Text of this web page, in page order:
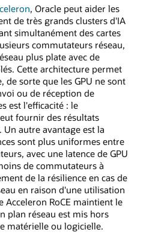
, Oracle peut aider les
de très grands clusters d'IA
simultanément des cartes
commutateurs réseau,
plus plate avec de
Cette architecture permet
sorte que les GPU ne sont
ou de réception de
est l'efficacité : le
fournir des résultats
autre avantage est la
sont plus uniformes entre
avec une latence de GPU
de commutateurs à
de la résilience en cas de
en raison d'une utilisation
RoCE maintient le
plan réseau est mis hors
matérielle ou logicielle.